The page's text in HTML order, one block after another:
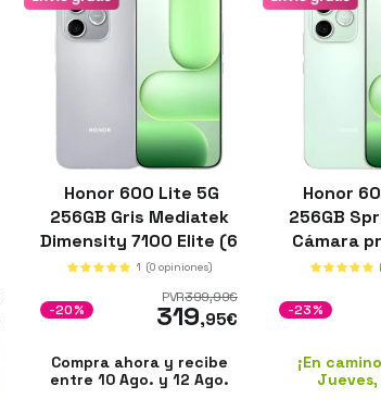
Honor 600 Lite 5G
256GB Gris Mediatek
Dimensity 7100 Elite (6
nm) 8GB de RAM
Batería de 6520 mAh
1 (0 opiniones)
PVR399,99€
319,95€
-20%
Compra ahora y recibe
entre 10 Ago. y 12 Ago.
Honor
256GB
Cámara
108 MP
Ultra
5
-23%
¡En
Jueves,